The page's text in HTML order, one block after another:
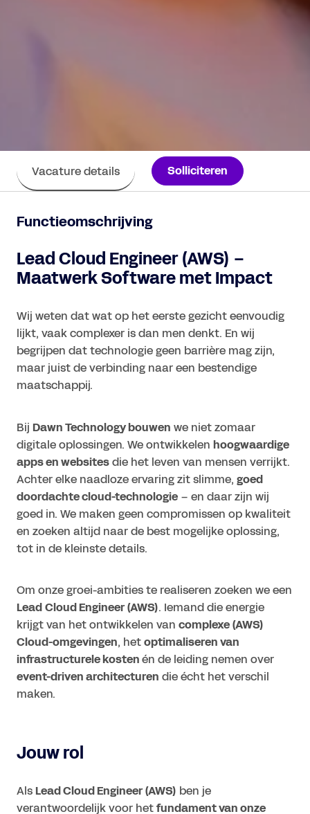
Vacature details Solliciteren
Functieomschrijving
Lead Cloud Engineer (AWS) –
Maatwerk Software met Impact
Wij weten dat wat op het eerste gezicht eenvoudig
lijkt, vaak complexer is dan men denkt. En wij
begrijpen dat technologie geen barrière mag zijn,
maar juist de verbinding naar een bestendige
maatschappij.
Bij Dawn Technology bouwen we niet zomaar
digitale oplossingen. We ontwikkelen hoogwaardige
apps en websitesdie het leven van mensen verrijkt.
Achter elke naadloze ervaring zit slimme, goed
doordachte cloud-technologie – en daar zijn wij
goed in. We maken geen compromissen op kwaliteit
en zoeken altijd naar de best mogelijke oplossing,
tot in de kleinste details.
Om onze groei-ambities te realiseren zoeken we een
LeadCloud Engineer (AWS). Iemand die energie
krijgt van het ontwikkelen van complexe (AWS)
Cloud-omgevingen, hetoptimaliseren van
infrastructurele kostenén de leiding nemen over
event-driven architecturen die écht het verschil
maken.
Jouw rol
Als Lead Cloud Engineer (AWS) ben je
verantwoordelijk voor hetfundament van onze